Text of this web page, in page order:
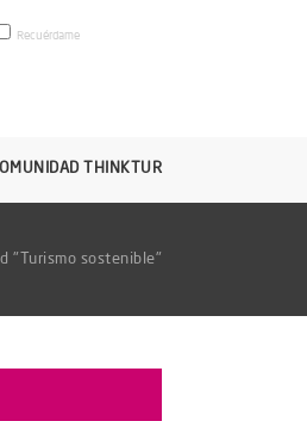
Recuérdame
THINKTUR
"Turismo sostenible"